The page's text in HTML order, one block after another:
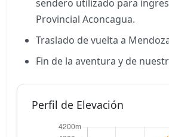
sendero utilizado para
Provincial Aconcagua.
Traslado de vuelta a
Fin de la aventura y de
Perfil de Elevación